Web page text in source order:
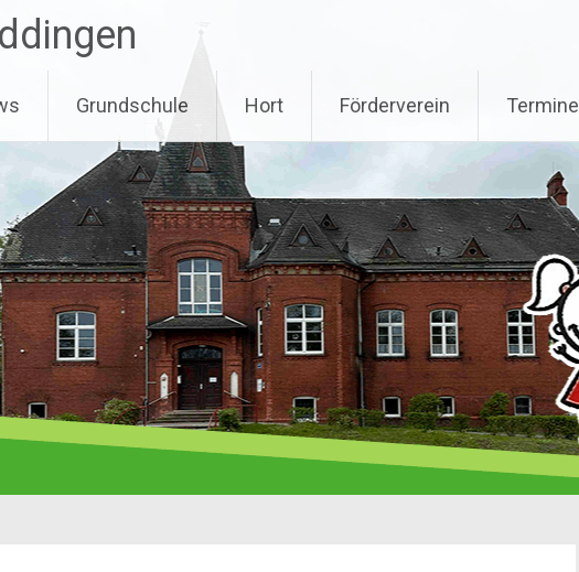
Grundschule Hort Förderverein Termine